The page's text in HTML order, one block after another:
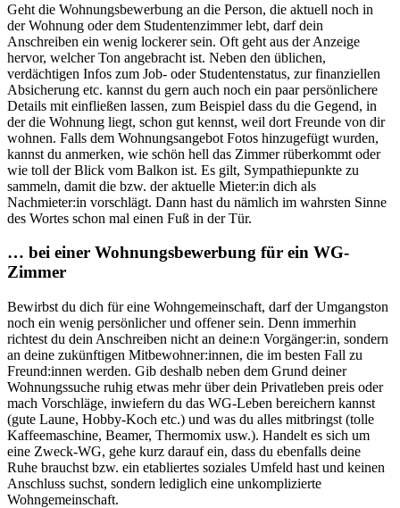
Geht die Wohnungsbewerbung an die Person, die aktuell noch in
der Wohnung oder dem Studentenzimmer lebt, darf dein
Anschreiben ein wenig lockerer sein. Oft geht aus der Anzeige
hervor, welcher Ton angebracht ist. Neben den üblichen,
verdächtigen Infos zum Job- oder Studentenstatus, zur finanziellen
Absicherung etc. kannst du gern auch noch ein paar persönlichere
Details mit einfließen lassen, zum Beispiel dass du die Gegend, in
der die Wohnung liegt, schon gut kennst, weil dort Freunde von dir
wohnen. Falls dem Wohnungsangebot Fotos hinzugefügt wurden,
kannst du anmerken, wie schön hell das Zimmer rüberkommt oder
wie toll der Blick vom Balkon ist. Es gilt, Sympathiepunkte zu
sammeln, damit die bzw. der aktuelle Mieter:in dich als
Nachmieter:in vorschlägt. Dann hast du nämlich im wahrsten Sinne
des Wortes schon mal einen Fuß in der Tür.
… bei einer Wohnungsbewerbung für ein WG-
Zimmer
Bewirbst du dich für eine Wohngemeinschaft, darf der Umgangston
noch ein wenig persönlicher und offener sein. Denn immerhin
richtest du dein Anschreiben nicht an deine:n Vorgänger:in, sondern
an deine zukünftigen Mitbewohner:innen, die im besten Fall zu
Freund:innen werden. Gib deshalb neben dem Grund deiner
Wohnungssuche ruhig etwas mehr über dein Privatleben preis oder
mach Vorschläge, inwiefern du das WG-Leben bereichern kannst
(gute Laune, Hobby-Koch etc.) und was du alles mitbringst (tolle
Kaffeemaschine, Beamer, Thermomix usw.). Handelt es sich um
eine Zweck-WG, gehe kurz darauf ein, dass du ebenfalls deine
Ruhe brauchst bzw. ein etabliertes soziales Umfeld hast und keinen
Anschluss suchst, sondern lediglich eine unkomplizierte
Wohngemeinschaft.